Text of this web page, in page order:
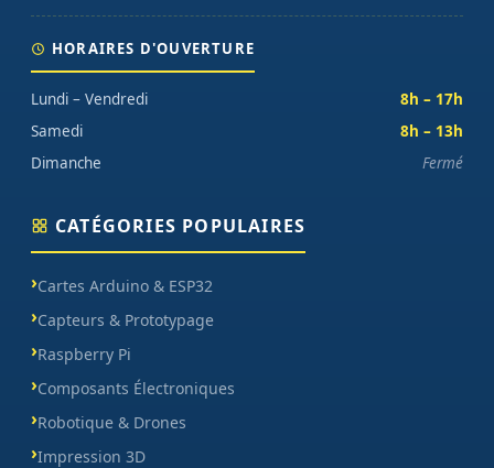
HORAIRES D'OUVERTURE
Lundi – Vendredi
8h – 17h
Samedi
8h – 13h
Dimanche
Fermé
CATÉGORIES POPULAIRES
Cartes Arduino & ESP32
Capteurs & Prototypage
Raspberry Pi
Composants Électroniques
Robotique & Drones
Impression 3D